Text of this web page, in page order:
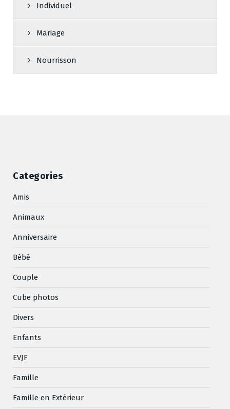
Individuel
Mariage
Nourrisson
Categories
Amis
Animaux
Anniversaire
Bébé
Couple
Cube photos
Divers
Enfants
EVJF
Famille
Famille en Extérieur